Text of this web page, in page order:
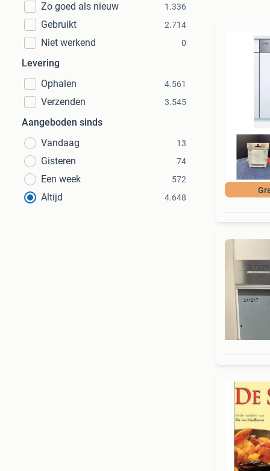
Zo goed als nieuw 1.336
Gebruikt 2.714
Niet werkend 0
Levering
Ophalen
4.561
Verzenden 3.545
Aangeboden sinds
Vandaag
13
Gisteren 74
Een week 572
Altijd 4.648